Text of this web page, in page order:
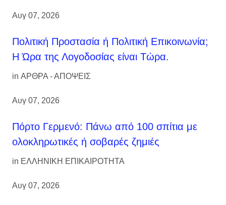
Αυγ 07, 2026
Πολιτική Προστασία ή Πολιτική Επικοινωνία;
Η Ώρα της Λογοδοσίας είναι Τώρα.
in ΑΡΘΡΑ - ΑΠΟΨΕΙΣ
Αυγ 07, 2026
Πόρτο Γερμενό: Πάνω από 100 σπίτια με
ολοκληρωτικές ή σοβαρές ζημιές
in ΕΛΛΗΝΙΚΗ ΕΠΙΚΑΙΡΟΤΗΤΑ
Αυγ 07, 2026